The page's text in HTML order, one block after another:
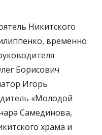
Никитского
временно
Борисович
Игорь
«Молодой
Самединова,
храма и